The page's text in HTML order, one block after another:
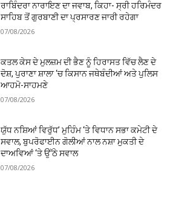
ਰਾਬਿੰਦਰਾ ਨਾਰਾਇਣ ਦਾ ਜਵਾਬ, ਕਿਹਾ- ਸ੍ਰੀ ਹਰਿਮੰਦਰ
ਸਾਹਿਬ ਤੋਂ ਗੁਰਬਾਣੀ ਦਾ ਪ੍ਰਸਾਰਣ ਜਾਰੀ ਰਹੇਗਾ
07/08/2026
ਕਤਲ ਕੇਸ ਦੇ ਮੁਲਜ਼ਮ ਦੀ ਭੈਣ ਨੂੰ ਹਿਰਾਸਤ ਵਿੱਚ ਲੈਣ ਦੇ
ਦੋਸ਼, ਪੁਰਾਣਾ ਸ਼ਾਲਾ ‘ਚ ਕਿਸਾਨ ਜਥੇਬੰਦੀਆਂ ਅਤੇ ਪੁਲਿਸ
ਆਹਮੋ-ਸਾਹਮਣੇ
07/08/2026
ਯੁੱਧ ਨਸ਼ਿਆਂ ਵਿਰੁੱਧ’ ਮੁਹਿੰਮ ‘ਤੇ ਵਿਧਾਨ ਸਭਾ ਕਮੇਟੀ ਦੇ
ਸਵਾਲ, ਬੁਪਰੋਫਾਈਨ ਗੋਲੀਆਂ ਨਾਲ ਨਸ਼ਾ ਮੁਕਤੀ ਦੇ
ਦਾਅਵਿਆਂ ‘ਤੇ ਉੱਠੇ ਸਵਾਲ
07/08/2026